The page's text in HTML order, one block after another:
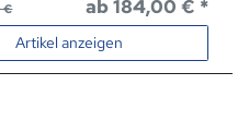
€ ab 184,00 € *
Artikel anzeigen